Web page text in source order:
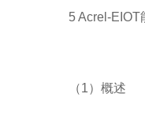
5 Acrel-
（1）概述